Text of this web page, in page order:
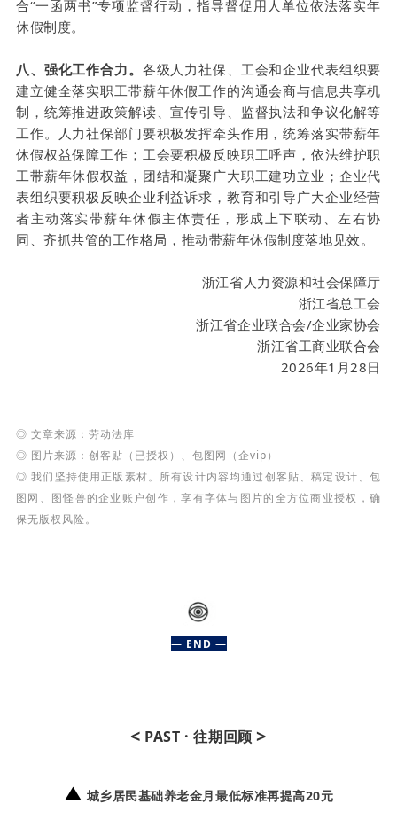
合“一函两书”专项监督行动，指导督促用人单位依法落实年
休假制度。
八、强化工作合力。 各级人力社保、工会和企业代表组织要
建立健全落实职工带薪年休假工作的沟通会商与信息共享机
制，统筹推进政策解读、宣传引导、监督执法和争议化解等
工作。人力社保部门要积极发挥牵头作用，统筹落实带薪年
休假权益保障工作；工会要积极反映职工呼声，依法维护职
工带薪年休假权益，团结和凝聚广大职工建功立业；企业代
表组织要积极反映企业利益诉求，教育和引导广大企业经营
者主动落实带薪年休假主体责任，形成上下联动、左右协
同、齐抓共管的工作格局，推动带薪年休假制度落地见效。
浙江省人力资源和社会保障厅
浙江省总工会
浙江省企业联合会/企业家协会
浙江省工商业联合会
2026年1月28日
◎ 文章来源：劳动法库
◎ 图片来源：创客贴（已授权）、包图网（企vip）
◎ 我们坚持使用正版素材。所有设计内容均通过创客贴、稿定设计、包
图网、图怪兽的企业账户创作，享有字体与图片的全方位商业授权，确
保无版权风险。
— END —
< PAST · 往期回顾>
▲ 城乡居民基础养老金月最低标准再提高20元